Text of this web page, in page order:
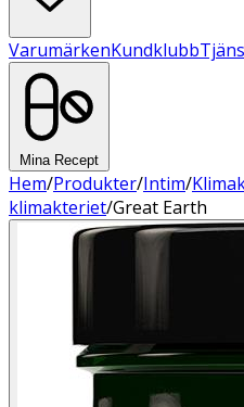
VarumärkenKundklubb
Mina Recept
Hem/Produkter/Intim/
klimakteriet/Great Earth